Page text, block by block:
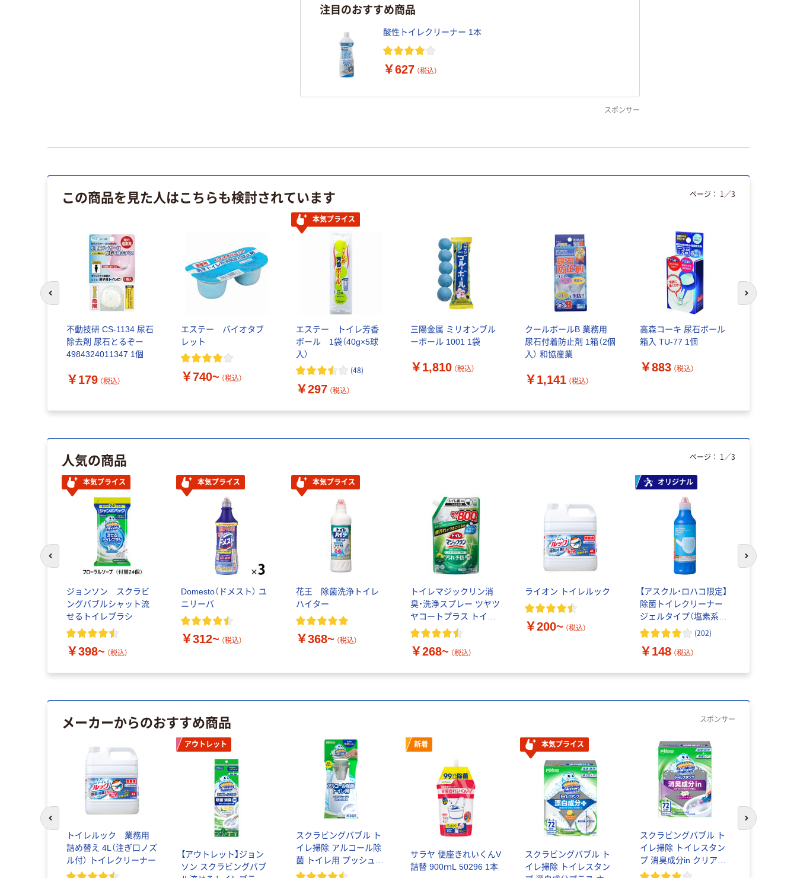
注目のおすすめ商品
酸性トイレクリーナー 1本
￥627 （税込）
スポンサー
この商品を見た人はこちらも検討されています
不動技研 CS-1134 尿石
除去剤 尿石とるぞー
4984324011347 1個
￥179 （税込）
エステー バイオタブ
レット
￥740~ （税込）
本気プライス
エステー トイレ芳香
ボール 1袋（40g×5球
入）
(48)
￥297 （税込）
三陽金属 ミリオンブル
ーボール 1001 1袋
￥1,810 （税込）
クールボールB 業務用
尿石付着防止剤 1箱（2個
入） 和協産業
￥1,141 （税込）
高森コーキ 尿石ボール
箱入 TU-77 1個
￥883 （税込）
ページ： 1 ／3
前のスライドへ 次のスライド
人気の商品
本気プライス
ジョンソン スクラビ
ングバブルシャット流
せるトイレブラシ
￥398~ （税込）
本気プライス
Domesto（ドメスト） ユ
ニリーバ
￥312~ （税込）
本気プライス
花王 除菌洗浄トイレ
ハイター
￥368~ （税込）
トイレマジックリン消
臭・洗浄スプレー ツヤツ
ヤコートプラス トイレ
洗剤 花王
￥268~ （税込）
ライオン トイレルック
￥200~ （税込）
オリジナル
【アスクル・ロハコ限定】
除菌トイレクリーナー
ジェルタイプ（塩素系）
500ｍL 497895 1個 ミ
(202)
￥148 （税込）
ページ： 1 ／3
前のスライドへ 次のスライド
メーカーからのおすすめ商品 スポンサー
トイレルック 業務用
詰め替え 4L（注ぎ口ノズ
ル付） トイレクリーナー
アウトレット
【アウトレット】ジョン
ソン スクラビングバブ
スクラビングバブル ト
イレ掃除 アルコール除
菌 トイレ用 プッシュタ
イプ 本体 300ml 1個 ジ
新着
サラヤ 便座きれいくんV
詰替 900ｍL 50296 1本
本気プライス
スクラビングバブル ト
イレ掃除 トイレスタン
スクラビングバブル ト
イレ掃除 トイレスタン
プ 消臭成分in クリアジ
ャスミンの香り 本体 (6
次のスライド